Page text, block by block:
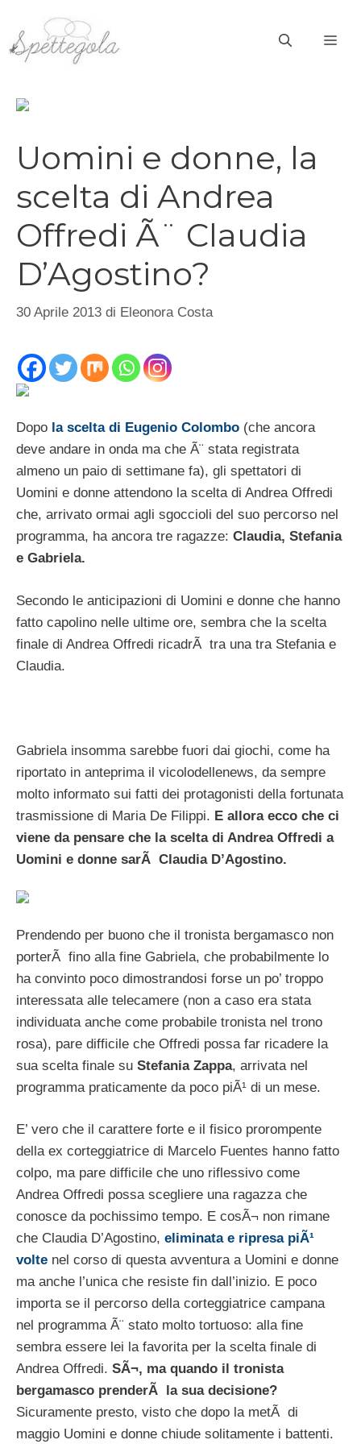
contenuto
Uomini e donne, la
scelta di Andrea
Offredi Ã¨ Claudia
D’Agostino?
30 Aprile 2013 di Eleonora Costa
Dopo la scelta di Eugenio Colombo (che ancora
deve andare in onda ma che Ã¨ stata registrata
almeno un paio di settimane fa), gli spettatori di
Uomini e donne attendono la scelta di Andrea Offredi
che, arrivato ormai agli sgoccioli del suo percorso nel
programma, ha ancora tre ragazze: Claudia, Stefania
e Gabriela.
Secondo le anticipazioni di Uomini e donne che hanno
fatto capolino nelle ultime ore, sembra che la scelta
finale di Andrea Offredi ricadrÃ tra una tra Stefania e
Claudia.
Gabriela insomma sarebbe fuori dai giochi, come ha
riportato in anteprima il vicolodellenews, da sempre
molto informato sui fatti dei protagonisti della fortunata
trasmissione di Maria De Filippi. E allora ecco che ci
viene da pensare che la scelta di Andrea Offredi a
Uomini e donne sarÃ Claudia D’Agostino.
Prendendo per buono che il tronista bergamasco non
porterÃ fino alla fine Gabriela, che probabilmente lo
ha convinto poco dimostrandosi forse un po’ troppo
interessata alle telecamere (non a caso era stata
individuata anche come probabile tronista nel trono
rosa), pare difficile che Offredi possa far ricadere la
sua scelta finale su Stefania Zappa, arrivata nel
programma praticamente da poco piÃ¹ di un mese.
E’ vero che il carattere forte e il fisico prorompente
della ex corteggiatrice di Marcelo Fuentes hanno fatto
colpo, ma pare difficile che uno riflessivo come
Andrea Offredi possa scegliere una ragazza che
conosce da pochissimo tempo. E cosÃ¬ non rimane
che Claudia D’Agostino, eliminata e ripresa piÃ¹
volte nel corso di questa avventura a Uomini e donne
ma anche l’unica che resiste fin dall’inizio. E poco
importa se il percorso della corteggiatrice campana
nel programma Ã¨ stato molto tortuoso: alla fine
sembra essere lei la favorita per la scelta finale di
Andrea Offredi. SÃ¬, ma quando il tronista
bergamasco prenderÃ la sua decisione?
Sicuramente presto, visto che dopo la metÃ di
maggio Uomini e donne chiude solitamente i battenti.